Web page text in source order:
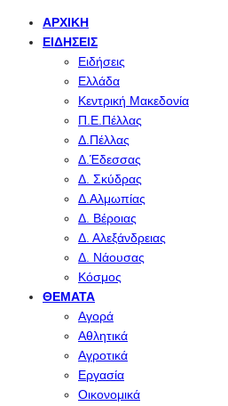
ΑΡΧΙΚΉ
ΕΙΔΉΣΕΙΣ
Ειδήσεις
Ελλάδα
Κεντρική Μακεδονία
Π.Ε.Πέλλας
Δ.Πέλλας
Δ.Έδεσσας
Δ. Σκύδρας
Δ.Αλμωπίας
Δ. Βέροιας
Δ. Αλεξάνδρειας
Δ. Νάουσας
Κόσμος
ΘΈΜΑΤΑ
Αγορά
Αθλητικά
Αγροτικά
Εργασία
Οικονομικά